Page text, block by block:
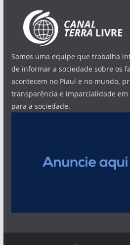
Somos uma equipe que trabalha
de informar a sociedade sobre os
acontecem no Piauí e no mundo,
transparência e imparcialidade
para a sociedade.